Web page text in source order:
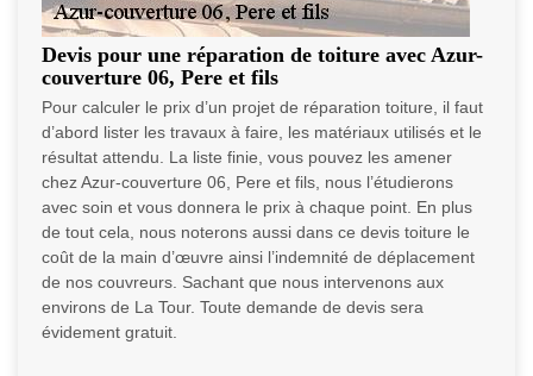
Devis pour une réparation de toiture avec Azur-
couverture 06, Pere et fils
Pour calculer le prix d’un projet de réparation toiture, il faut
d’abord lister les travaux à faire, les matériaux utilisés et le
résultat attendu. La liste finie, vous pouvez les amener
chez Azur-couverture 06, Pere et fils, nous l’étudierons
avec soin et vous donnera le prix à chaque point. En plus
de tout cela, nous noterons aussi dans ce devis toiture le
coût de la main d’œuvre ainsi l’indemnité de déplacement
de nos couvreurs. Sachant que nous intervenons aux
environs de La Tour. Toute demande de devis sera
évidement gratuit.